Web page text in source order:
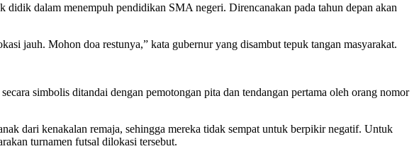
dalam menempuh pendidikan SMA negeri. Direncanakan pada tahun depan akan
jauh. Mohon doa restunya,” kata gubernur yang disambut tepuk tangan masyarakat.
simbolis ditandai dengan pemotongan pita dan tendangan pertama oleh orang nomor
dari kenakalan remaja, sehingga mereka tidak sempat untuk berpikir negatif. Untuk
turnamen futsal dilokasi tersebut.